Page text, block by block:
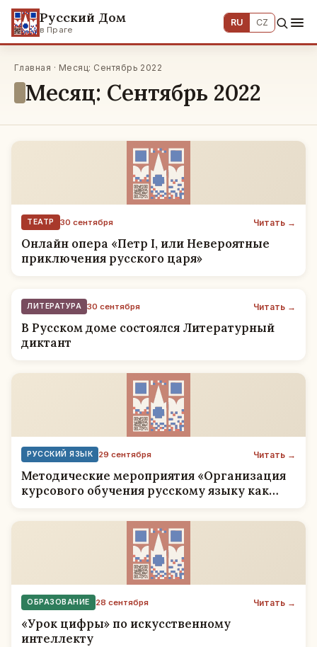
Русский Дом
в Праге
RU CZ
Главная · Месяц: Сентябрь 2022
Месяц: Сентябрь 2022
ТЕАТР 30 сентября Читать →
Онлайн опера «Петр I, или Невероятные
приключения русского царя»
ЛИТЕРАТУРА 30 сентября Читать →
В Русском доме состоялся Литературный
диктант
РУССКИЙ ЯЗЫК 29 сентября Читать →
Методические мероприятия «Организация
курсового обучения русскому языку как
ОБРАЗОВАНИЕ 28 сентября Читать →
«Урок цифры» по искусственному
интеллекту